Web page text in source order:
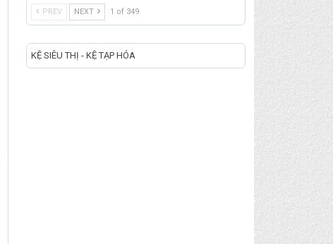
PREV NEXT 1 of 349
KỆ SIÊU THỊ - KỆ TẠP HÓA